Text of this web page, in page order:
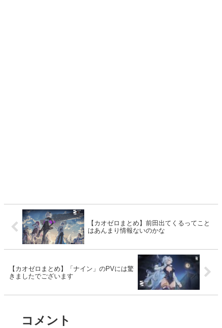
【カオゼロまとめ】前田出てくるってこと
はあんまり情報ないのかな
【カオゼロまとめ】「ナイン」のPVには驚
きましたでございます
コメント